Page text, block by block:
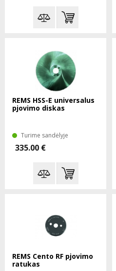
REMS HSS-E universalus
pjovimo diskas
Turime sandėlyje
335.00 €
REMS Cento RF pjovimo
ratukas